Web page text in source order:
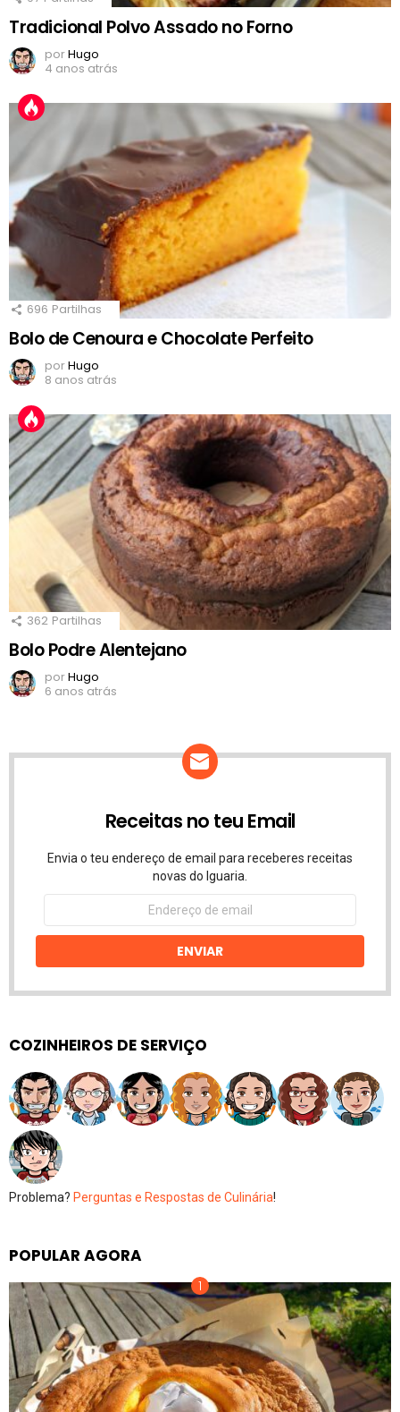
Tradicional Polvo Assado no Forno
porHugo
4 anos atrás
696 Partilhas
Bolo de Cenoura e Chocolate Perfeito
porHugo
8 anos atrás
362 Partilhas
Bolo Podre Alentejano
porHugo
6 anos atrás
Receitas no teu Email
Envia o teu endereço de email para receberes receitas
novas do Iguaria.
Endereço
email
ENVIAR
COZINHEIROS DE SERVIÇO
Problema? Perguntas e Respostas de Culinária!
POPULAR AGORA